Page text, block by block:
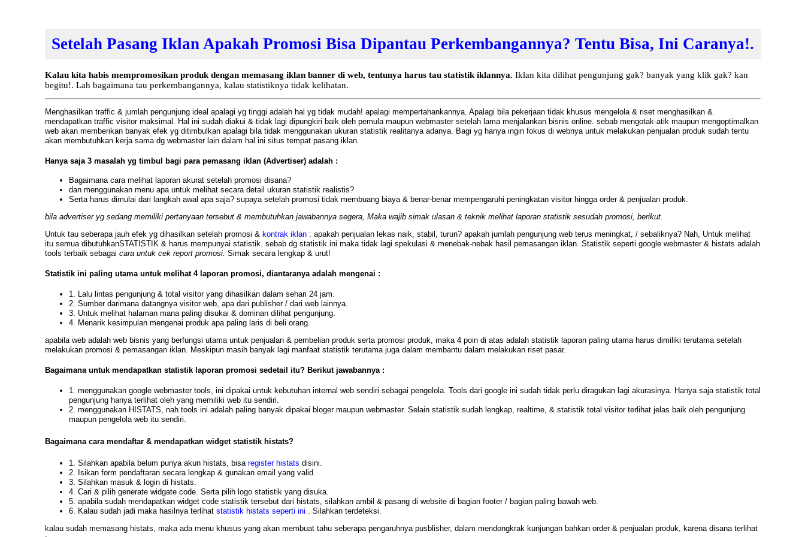
Setelah Pasang Iklan Apakah Promosi Bisa Dipantau Perkembangannya? Tentu Bisa, Ini Caranya!.
Kalau kita habis mempromosikan produk dengan memasang iklan banner di web, tentunya harus tau statistik iklannya. Iklan kita dilihat pengunjung gak? banyak yang klik gak? kan
begitu!. Lah bagaimana tau perkembangannya, kalau statistiknya tidak kelihatan.
Menghasilkan traffic & jumlah pengunjung ideal apalagi yg tinggi adalah hal yg tidak mudah! apalagi mempertahankannya. Apalagi bila pekerjaan tidak khusus mengelola & riset menghasilkan &
mendapatkan traffic visitor maksimal. Hal ini sudah diakui & tidak lagi dipungkiri baik oleh pemula maupun webmaster setelah lama menjalankan bisnis online. sebab mengotak-atik maupun mengoptimalkan
web akan memberikan banyak efek yg ditimbulkan apalagi bila tidak menggunakan ukuran statistik realitanya adanya. Bagi yg hanya ingin fokus di webnya untuk melakukan penjualan produk sudah tentu
akan membutuhkan kerja sama dg webmaster lain dalam hal ini situs tempat pasang iklan.
Hanya saja 3 masalah yg timbul bagi para pemasang iklan (Advertiser) adalah :
Bagaimana cara melihat laporan akurat setelah promosi disana?
dan menggunakan menu apa untuk melihat secara detail ukuran statistik realistis?
Serta harus dimulai dari langkah awal apa saja? supaya setelah promosi tidak membuang biaya & benar-benar mempengaruhi peningkatan visitor hingga order & penjualan produk.
bila advertiser yg sedang memiliki pertanyaan tersebut & membutuhkan jawabannya segera, Maka wajib simak ulasan & teknik melihat laporan statistik sesudah promosi, berikut.
Untuk tau seberapa jauh efek yg dihasilkan setelah promosi & kontrak iklan : apakah penjualan lekas naik, stabil, turun? apakah jumlah pengunjung web terus meningkat, / sebaliknya? Nah, Untuk melihat
itu semua dibutuhkanSTATISTIK & harus mempunyai statistik. sebab dg statistik ini maka tidak lagi spekulasi & menebak-nebak hasil pemasangan iklan. Statistik seperti google webmaster & histats adalah
tools terbaik sebagai cara untuk cek report promosi. Simak secara lengkap & urut!
Statistik ini paling utama untuk melihat 4 laporan promosi, diantaranya adalah mengenai :
1. Lalu lintas pengunjung & total visitor yang dihasilkan dalam sehari 24 jam.
2. Sumber darimana datangnya visitor web, apa dari publisher / dari web lainnya.
3. Untuk melihat halaman mana paling disukai & dominan dilihat pengunjung.
4. Menarik kesimpulan mengenai produk apa paling laris di beli orang.
apabila web adalah web bisnis yang berfungsi utama untuk penjualan & pembelian produk serta promosi produk, maka 4 poin di atas adalah statistik laporan paling utama harus dimiliki terutama setelah
melakukan promosi & pemasangan iklan. Meskipun masih banyak lagi manfaat statistik terutama juga dalam membantu dalam melakukan riset pasar.
Bagaimana untuk mendapatkan statistik laporan promosi sedetail itu? Berikut jawabannya :
1. menggunakan google webmaster tools, ini dipakai untuk kebutuhan internal web sendiri sebagai pengelola. Tools dari google ini sudah tidak perlu diragukan lagi akurasinya. Hanya saja statistik total
pengunjung hanya terlihat oleh yang memiliki web itu sendiri.
2. menggunakan HISTATS, nah tools ini adalah paling banyak dipakai bloger maupun webmaster. Selain statistik sudah lengkap, realtime, & statistik total visitor terlihat jelas baik oleh pengunjung
maupun pengelola web itu sendiri.
Bagaimana cara mendaftar & mendapatkan widget statistik histats?
1. Silahkan apabila belum punya akun histats, bisa register histats disini.
2. Isikan form pendaftaran secara lengkap & gunakan email yang valid.
3. Silahkan masuk & login di histats.
4. Cari & pilih generate widgate code. Serta pilih logo statistik yang disuka.
5. apabila sudah mendapatkan widget code statistik tersebut dari histats, silahkan ambil & pasang di website di bagian footer / bagian paling bawah web.
6. Kalau sudah jadi maka hasilnya terlihat statistik histats seperti ini
. Silahkan terdeteksi.
kalau sudah memasang histats, maka ada menu khusus yang akan membuat tahu seberapa pengaruhnya pusblisher, dalam mendongkrak kunjungan bahkan order & penjualan produk, karena disana terlihat